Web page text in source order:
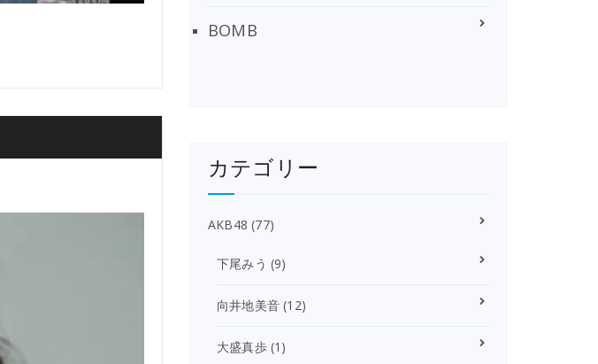
BOMB
カテゴリー
AKB48 (77)
下尾みう (9)
向井地美音 (12)
大盛真歩(1)